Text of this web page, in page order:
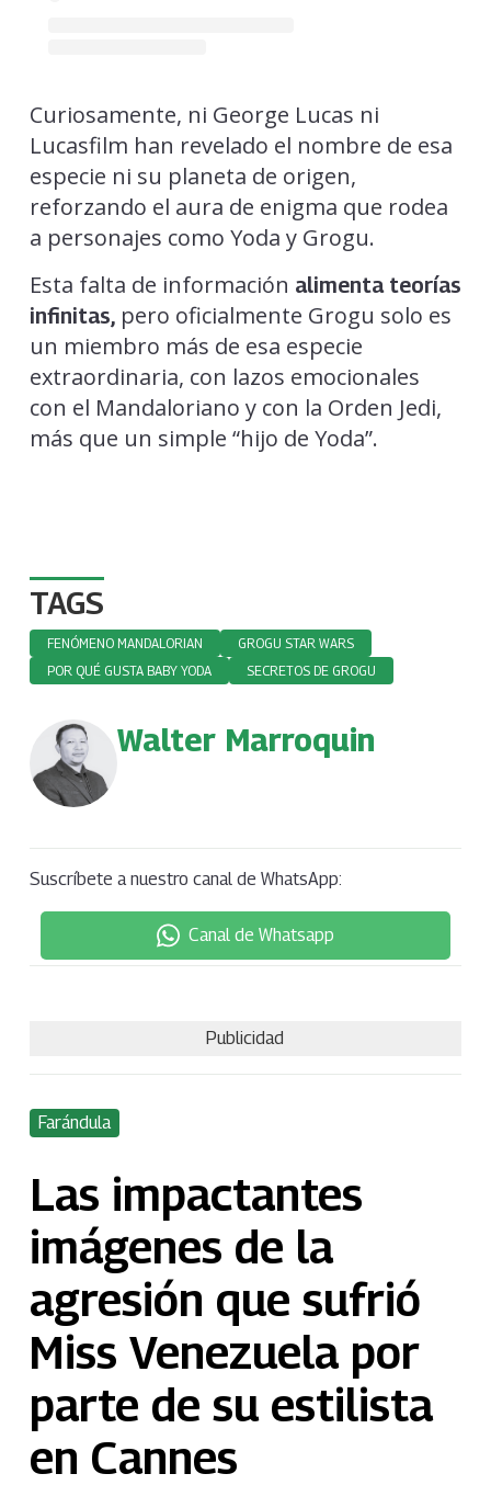
Curiosamente, ni George Lucas ni
Lucasfilm han revelado el nombre de esa
especie ni su planeta de origen,
reforzando el aura de enigma que rodea
a personajes como Yoda y Grogu.
Esta falta de información alimenta teorías
infinitas,pero oficialmente Grogu solo es
un miembro más de esa especie
extraordinaria, con lazos emocionales
con el Mandaloriano y con la Orden Jedi,
más que un simple “hijo de Yoda”.
TAGS
FENÓMENO MANDALORIAN
GROGU STAR WARS
POR QUÉ GUSTA BABY YODA
SECRETOS DE GROGU
Walter Marroquin
Suscríbete a nuestro canal de WhatsApp:
Canal de Whatsapp
Publicidad
Farándula
Las impactantes
imágenes de la
agresión que sufrió
Miss Venezuela por
parte de su estilista
en Cannes